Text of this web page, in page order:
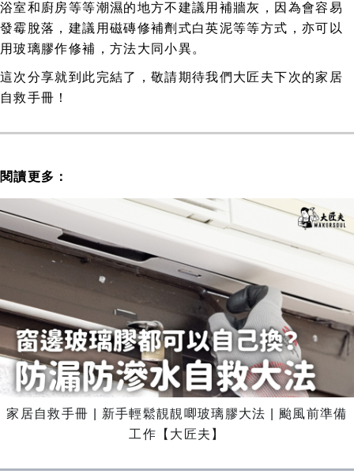
浴室和廚房等等潮濕的地方不建議用補牆灰，因為會容易
發霉脫落，建議用磁磚修補劑式白英泥等等方式，亦可以
用玻璃膠作修補，方法大同小異。
這次分享就到此完結了，敬請期待我們大匠夫下次的家居
自救手冊！
閱讀更多：
家居自救手冊 | 新手輕鬆靚靚唧玻璃膠大法 | 颱風前準備
工作【大匠夫】